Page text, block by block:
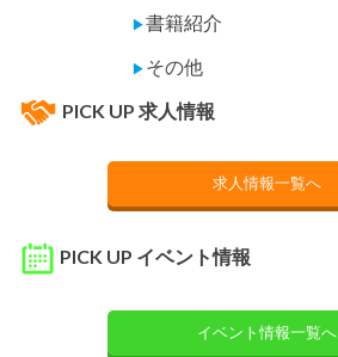
▶書籍紹介
▶ その他
PICK UP 求人情報
求人情報一覧へ
PICK UP イベント情報
イベント情報一覧へ